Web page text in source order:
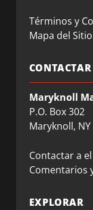
Términos y
Mapa del Sitio
CONTACTAR
Maryknoll
P.O. Box 302
Maryknoll, NY
Contactar a
Comentarios
EXPLORAR